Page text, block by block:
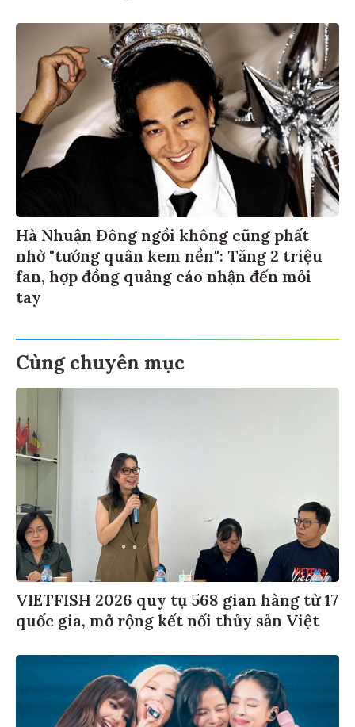
Hà Nhuận Đông ngồi không cũng phất
nhờ "tướng quân kem nền": Tăng 2 triệu
fan, hợp đồng quảng cáo nhận đến mỏi
tay
Cùng chuyên mục
VIETFISH 2026 quy tụ 568 gian hàng từ 17
quốc gia, mở rộng kết nối thủy sản Việt